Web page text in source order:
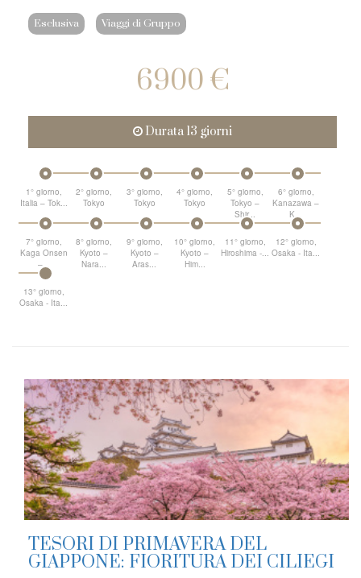
Esclusiva Viaggi di Gruppo
6900 €
Durata 13 giorni
1° giorno,
Italia – Tok...
2° giorno,
Tokyo
3° giorno,
Tokyo
4° giorno,
Tokyo
5° giorno,
Tokyo –
Shir...
6° giorno,
Kanazawa –
K...
7° giorno,
Kaga Onsen
–...
8° giorno,
Kyoto –
Nara...
9° giorno,
Kyoto –
Aras...
10° giorno,
Kyoto –
Him...
11° giorno,
Hiroshima -...
12° giorno,
Osaka - Ita...
13° giorno,
Osaka - Ita...
TESORI DI PRIMAVERA DEL
GIAPPONE: FIORITURA DEI CILIEGI